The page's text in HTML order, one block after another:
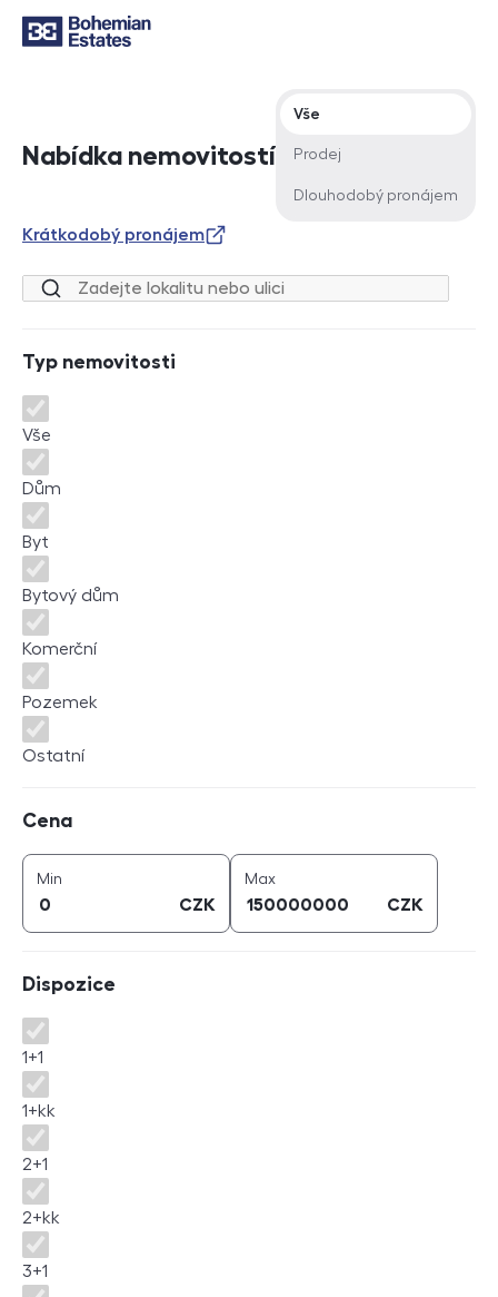
Nabídka nemovitostí
Typ nabídky
Vše
Prodej
Dlouhodobý pronájem
Krátkodobý pronájem
Lokalita nebo ulice
Typ nemovitosti
Typ nemovitosti
Vše
Dům
Byt
Bytový dům
Komerční
Pozemek
Ostatní
Cena
Min
CZK
Maxcena (
CZK
Dispozice
Dispozice
1+1
1+kk
2+1
2+kk
3+1